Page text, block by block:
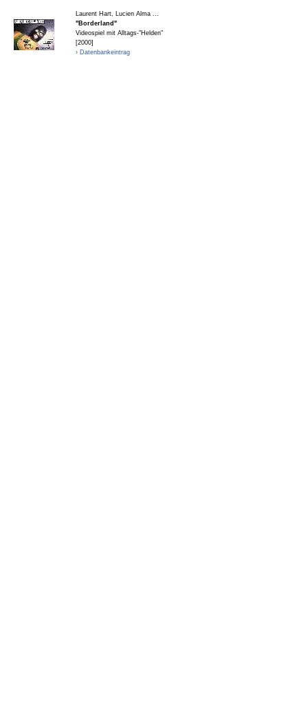
Laurent Hart, Lucien Alma ...
"Borderland"
Videospiel mit Alltags-"Helden"
[2000]
› Datenbankeintrag